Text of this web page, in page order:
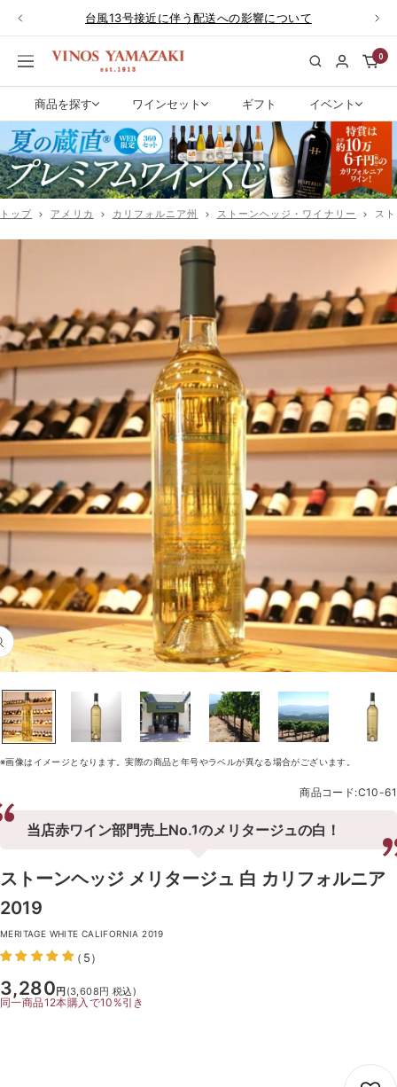
ツ
ス
ッ
プ
戻
台風13号接近に伴う配送への影響について
次
ナ
ビ
ー
シ
ョ
ン
ワ
ン
専
門
店
ヴ
ィ
ノ
き|
ワ
イ
ン
販
0
商品を探す ワインセット ギフト イベント
トップ アメリカ カリフォルニア州 ストーンヘッジ・ワイナリー ス
※画像はイメージとなります。実際の商品と年号やラベルが異なる場合がございます。
商品コード:C10-61
当店赤ワイン部門売上No.1のメリタージュの白！
ストーンヘッジ メリタージュ 白 カリフォルニア
2019
MERITAGE WHITE CALIFORNIA 2019
（5）
SALE
3,280 円 (3,608円 税込)
同一商品12本購入で10%引き